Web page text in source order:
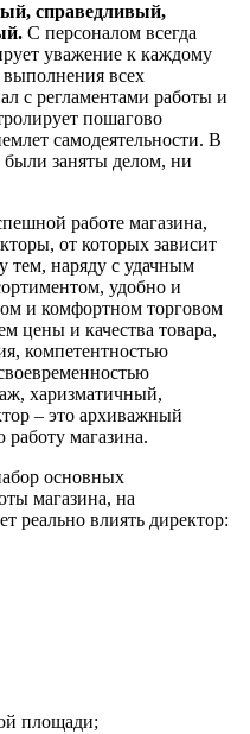
справедливый,
С персоналом всегда
уважение к каждому
выполнения всех
с регламентами работы и
пошагово
самодеятельности. В
были заняты делом, ни
работе магазина,
от которых зависит
тем, наряду с удачным
удобно и
и комфортном торговом
цены и качества товара,
компетентностью
харизматичный,
– это архиважный
магазина.
основных
магазина, на
реально влиять директор:
площади;